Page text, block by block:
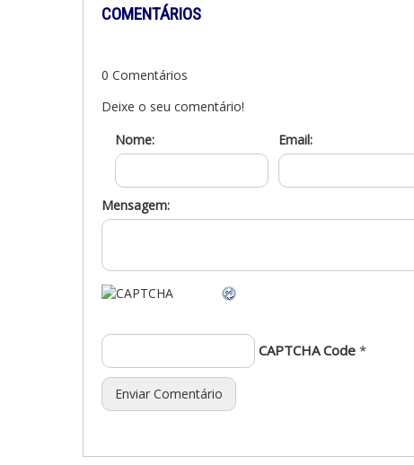
COMENTÁRIOS
0 Comentários
Deixe o seu comentário!
Nome:
Email:
Mensagem:
CAPTCHA Code *